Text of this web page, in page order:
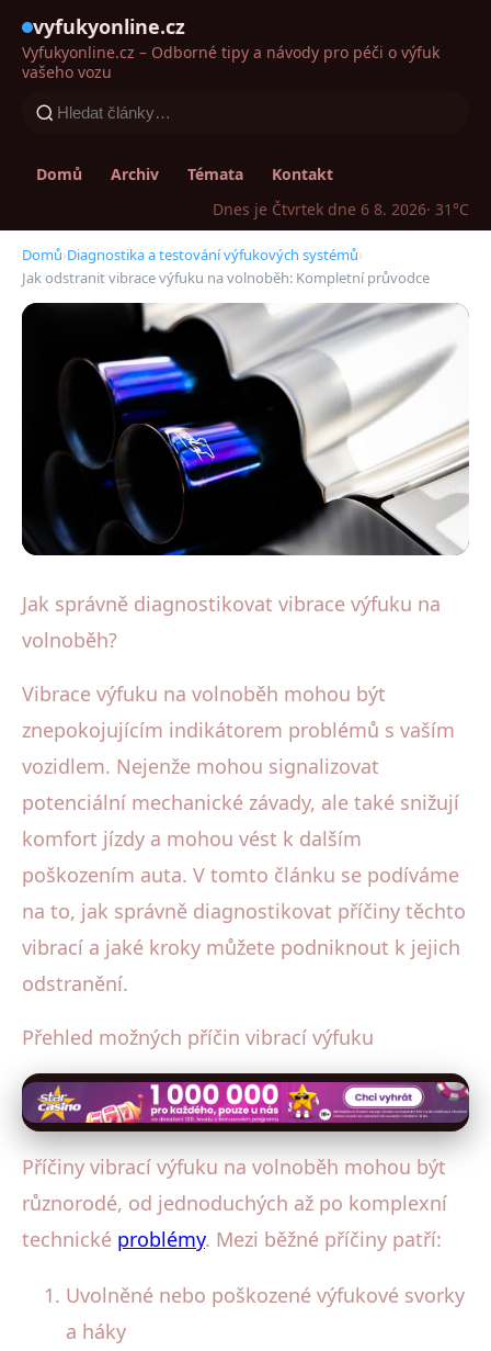
vyfukyonline.cz
Vyfukyonline.cz – Odborné tipy a návody pro péči o výfuk
vašeho vozu
Domů Archiv Témata
Kontakt
Dnes je Čtvrtek dne 6 8. 2026· 31°C
Domů›Diagnostika a testování výfukových systémů›
Jak odstranit vibrace výfuku na volnoběh: Kompletní průvodce
Diagnostika a testování výfukových systémů
Jak odstranit vibrace výfuku na
volnoběh: Kompletní průvodce
25. 6. 2025· 4 min čtení · Autor: Lenka Havlíková
Jak správně diagnostikovat vibrace výfuku na
volnoběh?
Vibrace výfuku na volnoběh mohou být
znepokojujícím indikátorem problémů s vaším
vozidlem. Nejenže mohou signalizovat
potenciální mechanické závady, ale také snižují
komfort jízdy a mohou vést k dalším
poškozením auta. V tomto článku se podíváme
na to, jak správně diagnostikovat příčiny těchto
vibrací a jaké kroky můžete podniknout k jejich
odstranění.
Přehled možných příčin vibrací výfuku
Příčiny vibrací výfuku na volnoběh mohou být
různorodé, od jednoduchých až po komplexní
technické problémy. Mezi běžné příčiny patří:
Uvolněné nebo poškozené výfukové svorky
a háky